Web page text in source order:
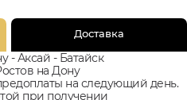
Доставка
- Аксай - Батайск
на Дону
на следующий день.
при получении